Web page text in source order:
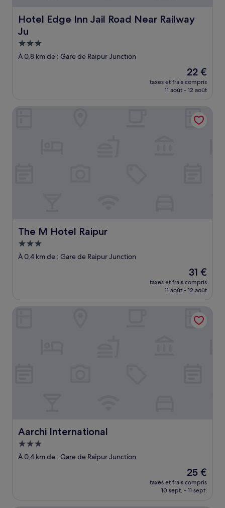
Hotel Edge Inn Jail Road Near Railway
Ju
Hotel Edge Inn Jail Road Near Railway Ju
Hébergement
3.0 étoiles
À 0,8 km de : Gare de Raipur Junction
Le
nouveau
prix
de
22 €
22 €
taxes et frais compris
11 août - 12 août
The M Hotel Raipur
The M Hotel Raipur
Hébergement
3.0 étoiles
À 0,4 km de : Gare de Raipur Junction
Le
nouveau
prix
de
31 €
31 €
taxes et frais compris
11 août - 12 août
Aarchi International
Aarchi International
Hébergement
3.0 étoiles
À 0,4 km de : Gare de Raipur Junction
Le
nouveau
prix
25 €
taxes et frais compris
10 sept. - 11 sept.